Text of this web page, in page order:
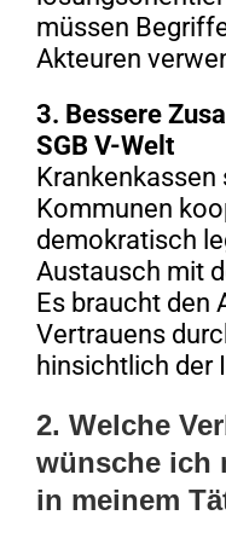
müssen
Akteuren
3. Bessere
SGB V-Welt
Kommunen
demokratisch
Austausch mit
Es braucht den
Vertrauens
hinsichtlich der
2. Welche
wünsche ich
in meinem